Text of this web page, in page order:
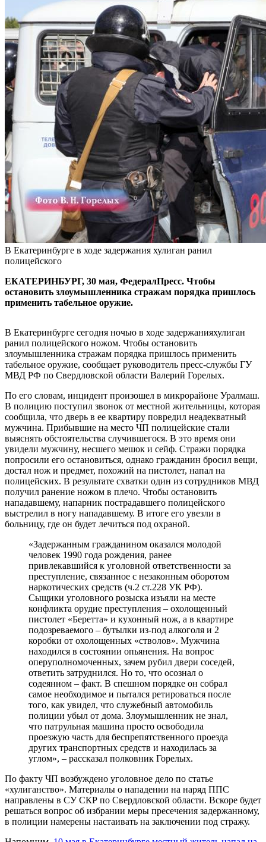
В Екатеринбурге в ходе задержания хулиган ранил
полицейского
ЕКАТЕРИНБУРГ, 30 мая, ФедералПресс. Чтобы
остановить злоумышленника стражам порядка пришлось
применить табельное оружие.
В Екатеринбурге сегодня ночью в ходе задержанияхулиган
ранил полицейского ножом. Чтобы остановить
злоумышленника стражам порядка пришлось применить
табельное оружие, сообщает руководитель пресс-службы ГУ
МВД РФ по Свердловской области Валерий Горелых.
По его словам, инцидент произошел в микрорайоне Уралмаш.
В полицию поступил звонок от местной жительницы, которая
сообщила, что дверь в ее квартиру повредил неадекватный
мужчина. Прибывшие на место ЧП полицейские стали
выяснять обстоятельства случившегося. В это время они
увидели мужчину, несшего мешок и сейф. Стражи порядка
попросили его остановиться, однако гражданин бросил вещи,
достал нож и предмет, похожий на пистолет, напал на
полицейских. В результате схватки один из сотрудников МВД
получил ранение ножом в плечо. Чтобы остановить
нападавшему, напарник пострадавшего полицейского
выстрелил в ногу нападавшему. В итоге его увезли в
больницу, где он будет лечиться под охраной.
«Задержанным гражданином оказался молодой
человек 1990 года рождения, ранее
привлекавшийся к уголовной ответственности за
преступление, связанное с незаконным оборотом
наркотических средств (ч.2 ст.228 УК РФ).
Сыщики уголовного розыска изъяли на месте
конфликта орудие преступления – охолощенный
пистолет «Беретта» и кухонный нож, а в квартире
подозреваемого – бутылки из-под алкоголя и 2
коробки от охолощенных «стволов». Мужчина
находился в состоянии опьянения. На вопрос
оперуполномоченных, зачем рубил двери соседей,
ответить затруднился. Но то, что осознал о
содеянном – факт. В спешном порядке он собрал
самое необходимое и пытался ретироваться после
того, как увидел, что служебный автомобиль
полиции убыл от дома. Злоумышленник не знал,
что патрульная машина просто освободила
проезжую часть для беспрепятственного проезда
других транспортных средств и находилась за
углом», – рассказал полковник Горелых.
По факту ЧП возбуждено уголовное дело по статье
«хулиганство». Материалы о нападении на наряд ППС
направлены в СУ СКР по Свердловской области. Вскоре будет
решаться вопрос об избрании меры пресечения задержанному,
в полиции намерены настаивать на заключении под стражу.